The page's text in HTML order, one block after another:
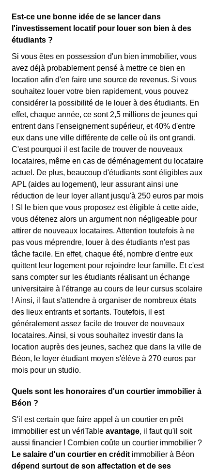
Est-ce une bonne idée de se lancer dans
l'investissement locatif pour louer son bien à des
étudiants ?
Si vous êtes en possession d'un bien immobilier, vous
avez déjà probablement pensé à mettre ce bien en
location afin d'en faire une source de revenus. Si vous
souhaitez louer votre bien rapidement, vous pouvez
considérer la possibilité de le louer à des étudiants. En
effet, chaque année, ce sont 2,5 millions de jeunes qui
entrent dans l'enseignement supérieur, et 40% d'entre
eux dans une ville différente de celle où ils ont grandi.
C'est pourquoi il est facile de trouver de nouveaux
locataires, même en cas de déménagement du locataire
actuel. De plus, beaucoup d'étudiants sont éligibles aux
APL (aides au logement), leur assurant ainsi une
réduction de leur loyer allant jusqu'à 250 euros par mois
! SI le bien que vous proposez est éligible à cette aide,
vous détenez alors un argument non négligeable pour
attirer de nouveaux locataires. Attention toutefois à ne
pas vous méprendre, louer à des étudiants n'est pas
tâche facile. En effet, chaque été, nombre d'entre eux
quittent leur logement pour rejoindre leur famille. Et c'est
sans compter sur les étudiants réalisant un échange
universitaire à l'étrange au cours de leur cursus scolaire
! Ainsi, il faut s'attendre à organiser de nombreux états
des lieux entrants et sortants. Toutefois, il est
généralement assez facile de trouver de nouveaux
locataires. Ainsi, si vous souhaitez investir dans la
location auprès des jeunes, sachez que dans la ville de
Béon, le loyer étudiant moyen s'élève à 270 euros par
mois pour un studio.
Quels sont les honoraires d'un courtier immobilier à
Béon ?
S'il est certain que faire appel à un courtier en prêt
immobilier est un vériTable avantage, il faut qu'il soit
aussi financier ! Combien coûte un courtier immobilier ?
Le salaire d'un courtier en crédit immobilier à Béon
dépend surtout de son affectation et de ses